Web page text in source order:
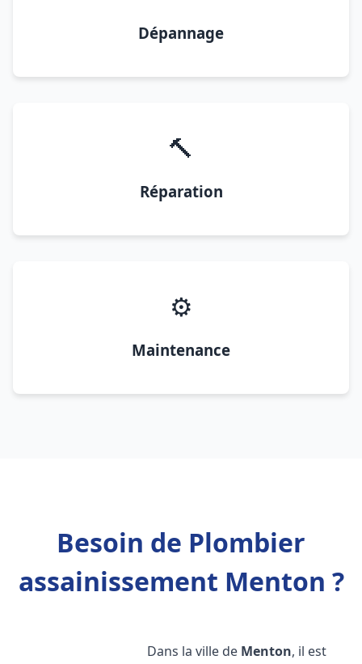
Dépannage
🔨
Réparation
⚙️
Maintenance
Besoin de Plombier
assainissement Menton ?
Dans la ville de Menton, il est